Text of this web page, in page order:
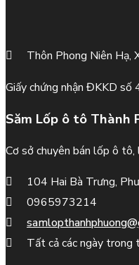
Thôn Phong Niên Hạ,
Giấy chứng nhận ĐKKD
Săm Lốp ô tô Thành
Cơ sở chuyên bán lốp ô
104 Hai Bà Trưng,
0965973214
Tất cả các ngày